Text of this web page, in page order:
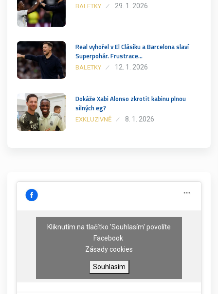
BALETKY 29. 1. 2026
Real vyhořel v El Clásiku a Barcelona slaví
Superpohár. Frustrace…
BALETKY 12. 1. 2026
Dokáže Xabi Alonso zkrotit kabinu plnou
silných eg?
EXKLUZIVNĚ 8. 1. 2026
Kliknutím na tlačítko 'Souhlasím' povolíte
Facebook
Zásady cookies
Souhlasím